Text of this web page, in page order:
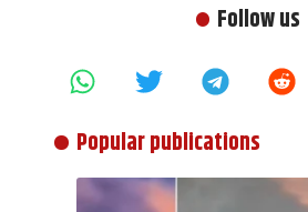
Follow us
Popular publications